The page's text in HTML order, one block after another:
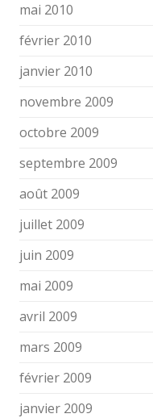
mai 2010
février 2010
janvier 2010
novembre 2009
octobre 2009
septembre 2009
août 2009
juillet 2009
juin 2009
mai 2009
avril 2009
mars 2009
février 2009
janvier 2009